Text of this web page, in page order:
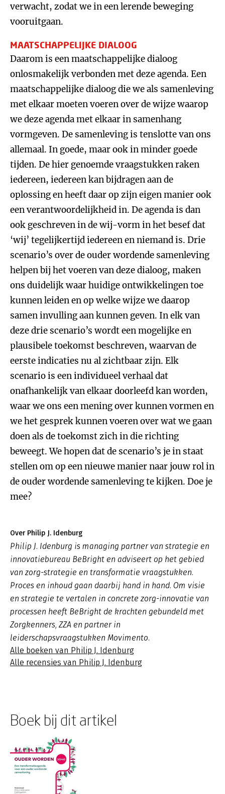
verwacht, zodat we in een lerende beweging
vooruitgaan.
MAATSCHAPPELIJKE DIALOOG
Daarom is een maatschappelijke dialoog
onlosmakelijk verbonden met deze agenda. Een
maatschappelijke dialoog die we als samenleving
met elkaar moeten voeren over de wijze waarop
we deze agenda met elkaar in samenhang
vormgeven. De samenleving is tenslotte van ons
allemaal. In goede, maar ook in minder goede
tijden. De hier genoemde vraagstukken raken
iedereen, iedereen kan bijdragen aan de
oplossing en heeft daar op zijn eigen manier ook
een verantwoordelijkheid in. De agenda is dan
ook geschreven in de wij-vorm in het besef dat
‘wij’ tegelijkertijd iedereen en niemand is. Drie
scenario’s over de ouder wordende samenleving
helpen bij het voeren van deze dialoog, maken
ons duidelijk waar huidige ontwikkelingen toe
kunnen leiden en op welke wijze we daarop
samen invulling aan kunnen geven. In elk van
deze drie scenario’s wordt een mogelijke en
plausibele toekomst beschreven, waarvan de
eerste indicaties nu al zichtbaar zijn. Elk
scenario is een individueel verhaal dat
onafhankelijk van elkaar doorleefd kan worden,
waar we ons een mening over kunnen vormen en
we het gesprek kunnen voeren over wat we gaan
doen als de toekomst zich in die richting
beweegt. We hopen dat de scenario’s je in staat
stellen om op een nieuwe manier naar jouw rol in
de ouder wordende samenleving te kijken. Doe je
mee?
Over Philip J. Idenburg
Philip J. Idenburg is managing partner van strategie en
innovatiebureau BeBright en adviseert op het gebied
van zorg-strategie en transformatie vraagstukken.
Proces en inhoud gaan daarbij hand in hand. Om visie
en strategie te vertalen in concrete zorg-innovatie van
processen heeft BeBright de krachten gebundeld met
Zorgkenners, ZZA en partner in
leiderschapsvraagstukken Movimento.
Alle boeken van Philip J. Idenburg
Alle recensies van Philip J. Idenburg
Boek bij dit artikel